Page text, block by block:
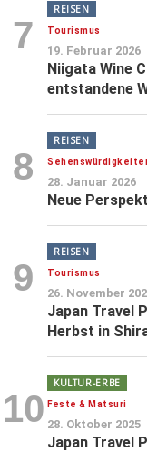
7
REISEN
Tourismus
19. Februar 2026
Niigata Wine
entstandene
8
REISEN
28. Januar 2026
Neue
9
REISEN
Tourismus
26. November
Japan Travel
Herbst in
10
KULTUR-ERBE
Feste & Matsuri
28. Oktober 2025
Japan Travel